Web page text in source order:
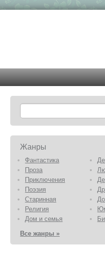
Жанры
Фантастика
Проза
Приключения
Поэзия
Старинная
Религия
Дом и семья
Все жанры »